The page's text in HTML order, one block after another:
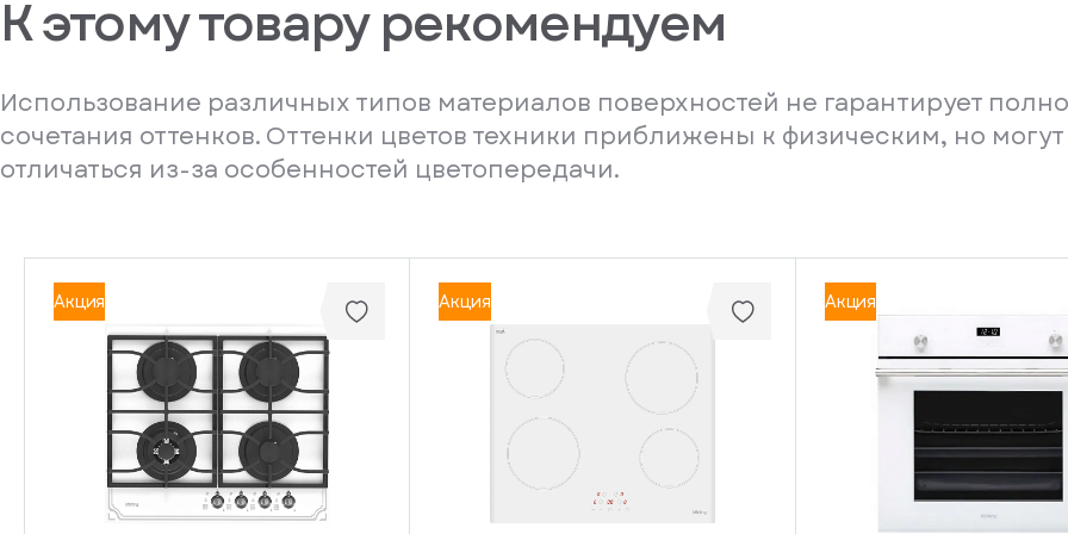
К этому товару рекомендуем
Использование различных типов материалов поверхностей не гарантирует
сочетания оттенков. Оттенки цветов техники приближены к физическим, но могут
отличаться из-за особенностей цветопередачи.
Акция Акция Акция